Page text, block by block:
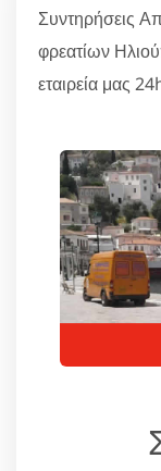
Συντηρήσεις
φρεατίων
εταιρεία μας